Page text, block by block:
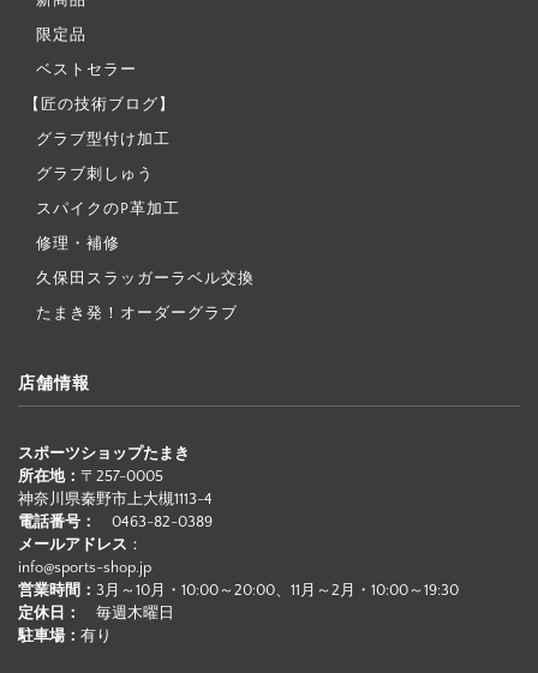
限定品
ベストセラー
【匠の技術ブログ】
グラブ型付け加工
グラブ刺しゅう
スパイクのP革加工
修理・補修
久保田スラッガーラベル交換
たまき発！オーダーグラブ
店舗情報
スポーツショップたまき
所在地： 〒257-0005
神奈川県秦野市上大槻1113-4
電話番号：
0463-82-0389
メールアドレス ：
info@sports-shop.jp
営業時間： 3月～10月・10:00～20:00、11月～2月・10:00～19:30
定休日：
毎週木曜日
駐車場： 有り